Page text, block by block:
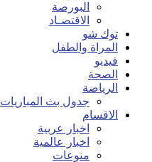
البورصة
الاقتصـاد
توك شو
المراة والطفل
فيديو
الصحة
الرياضة
جدول بث المباريات
الاقسام
اخبار عربية
اخبار عالمية
منوعات